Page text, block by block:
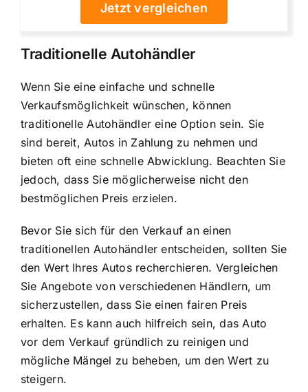
Jetzt vergleichen
Traditionelle Autohändler
Wenn Sie eine einfache und schnelle
Verkaufsmöglichkeit wünschen, können
traditionelle Autohändler eine Option sein. Sie
sind bereit, Autos in Zahlung zu nehmen und
bieten oft eine schnelle Abwicklung. Beachten Sie
jedoch, dass Sie möglicherweise nicht den
bestmöglichen Preis erzielen.
Bevor Sie sich für den Verkauf an einen
traditionellen Autohändler entscheiden, sollten Sie
den Wert Ihres Autos recherchieren. Vergleichen
Sie Angebote von verschiedenen Händlern, um
sicherzustellen, dass Sie einen fairen Preis
erhalten. Es kann auch hilfreich sein, das Auto
vor dem Verkauf gründlich zu reinigen und
mögliche Mängel zu beheben, um den Wert zu
steigern.